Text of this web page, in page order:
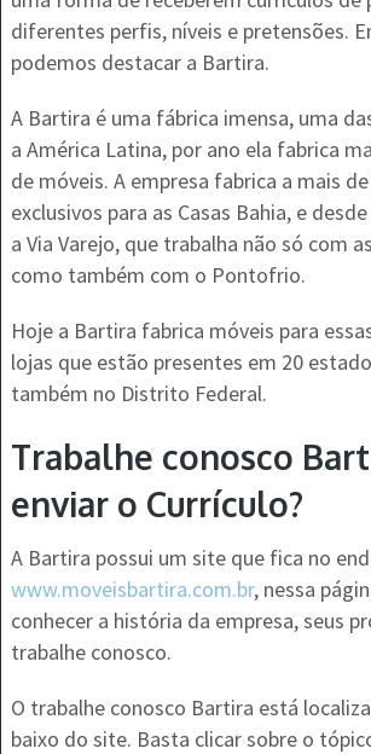
diferentes perfis, níveis e pretensões.
podemos destacar a Bartira.
A Bartira é uma fábrica imensa, uma
a América Latina, por ano ela fabrica
de móveis. A empresa fabrica a mais
exclusivos para as Casas Bahia, e
a Via Varejo, que trabalha não só com
como também com o Pontofrio.
Hoje a Bartira fabrica móveis para
lojas que estão presentes em 20
também no Distrito Federal.
Trabalhe conosco
enviar o Currículo?
A Bartira possui um site que fica no
www.moveisbartira.com.br, nessa
conhecer a história da empresa, seus
trabalhe conosco.
O trabalhe conosco Bartira está
baixo do site. Basta clicar sobre o